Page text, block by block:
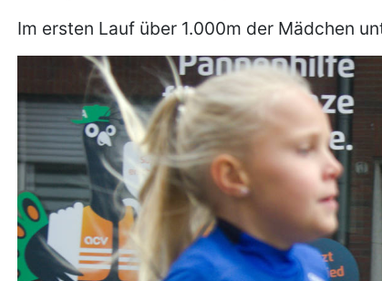
Im ersten Lauf über 1.000m der Mädchen